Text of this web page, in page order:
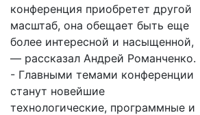
конференция приобретет другой
масштаб, она обещает быть еще
более интересной и насыщенной,
— рассказал Андрей Романченко.
- Главными темами конференции
станут новейшие
технологические, программные и